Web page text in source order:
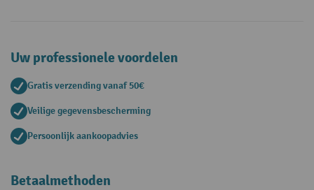
Uw professionele voordelen
Gratis verzending vanaf 50€
Veilige gegevensbescherming
Persoonlijk aankoopadvies
Betaalmethoden